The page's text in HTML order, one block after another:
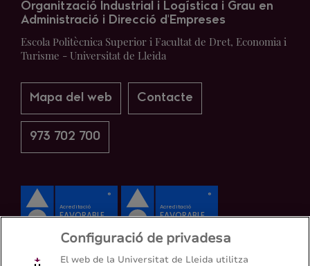
Organització Industrial i Logística i Grau en
Administració i Direcció d'Empreses
Escola Politècnica Superior i Facultat de Dret, Economia i
Turisme - Universitat de Lleida
Mapa del web Contacte
973 702 700
Configuració de privadesa
El web de la Universitat de Lleida utilitza